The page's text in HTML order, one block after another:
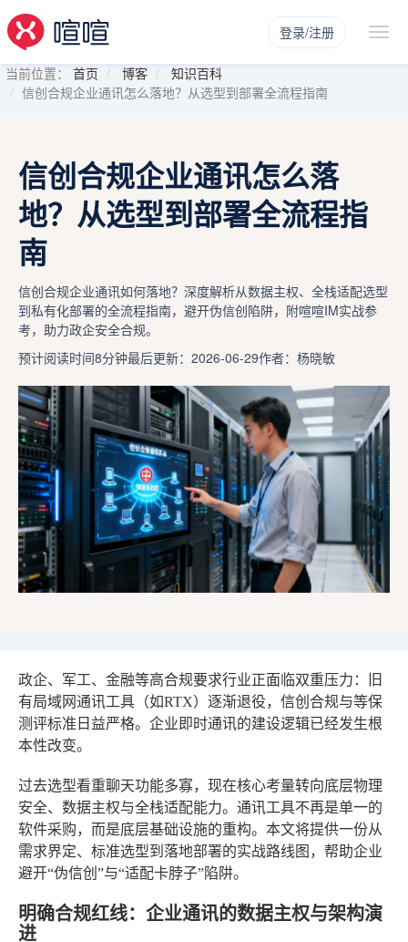
登录/注册
当前位置： 首页 博客
知识百科
信创合规企业通讯怎么落地？从选型到部署全流程指南
信创合规企业通讯怎么落
地？从选型到部署全流程指
南
信创合规企业通讯如何落地？深度解析从数据主权、全栈适配选型
到私有化部署的全流程指南，避开伪信创陷阱，附喧喧IM实战参
考，助力政企安全合规。
预计阅读时间8分钟最后更新：2026-06-29作者：杨晓敏
政企、军工、金融等高合规要求行业正面临双重压力：旧
有局域网通讯工具（如RTX）逐渐退役，信创合规与等保
测评标准日益严格。企业即时通讯的建设逻辑已经发生根
本性改变。
过去选型看重聊天功能多寡，现在核心考量转向底层物理
安全、数据主权与全栈适配能力。通讯工具不再是单一的
软件采购，而是底层基础设施的重构。本文将提供一份从
需求界定、标准选型到落地部署的实战路线图，帮助企业
避开“伪信创”与“适配卡脖子”陷阱。
明确合规红线：企业通讯的数据主权与架构演
进